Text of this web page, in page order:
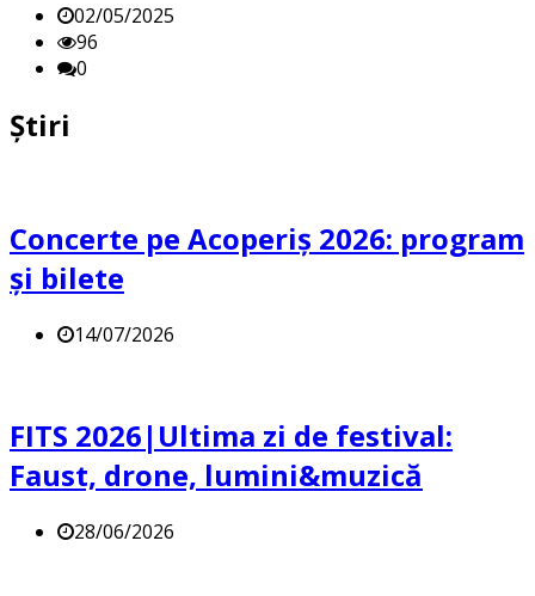
02/05/2025
96
0
Știri
Concerte pe Acoperiș 2026: program
și bilete
14/07/2026
FITS 2026|Ultima zi de festival:
Faust, drone, lumini&muzică
28/06/2026